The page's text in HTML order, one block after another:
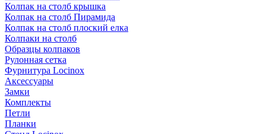
Колпак на столб крышка
Колпак на столб Пирамида
Колпак на столб плоский елка
Колпаки на столб
Образцы колпаков
Рулонная сетка
Фурнитура Locinox
Аксессуары
Замки
Комплекты
Петли
Планки